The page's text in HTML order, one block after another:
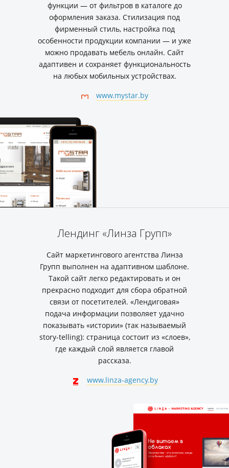
функции — от фильтров в каталоге до
оформления заказа. Стилизация под
фирменный стиль, настройка под
особенности продукции компании — и уже
можно продавать мебель онлайн. Сайт
адаптивен и сохраняет функциональность
на любых мобильных устройствах.
www.mystar.by
Лендинг «Линза Групп»
Сайт маркетингового агентства Линза
Групп выполнен на адаптивном шаблоне.
Такой сайт легко редактировать и он
прекрасно подходит для сбора обратной
связи от посетителей. «Лендиговая»
подача информации позволяет удачно
показывать «истории» (так называемый
story-telling): страница состоит из «слоев»,
где каждый слой является главой
рассказа.
www.linza-agency.by